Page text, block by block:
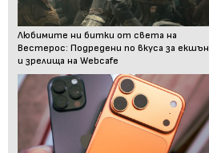
Любимите ни битки от света на
Вестерос: Подредени по вкуса за екшън
и зрелища на Webcafe